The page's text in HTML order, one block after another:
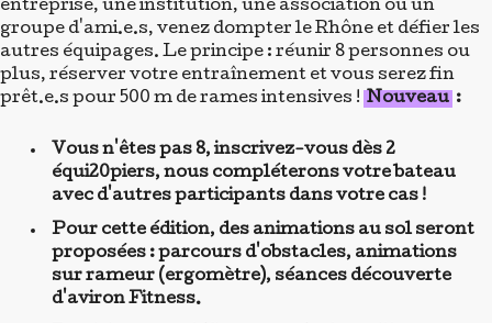
Participez aux défis proposés : le meilleur
déguisement, le plus beau cri de motivation
Toutes les infos sur la page duDéfi